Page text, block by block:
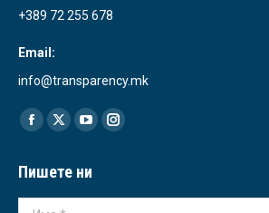
+389 72 255 678
Email:
info@transparency.mk
Find us on:
Facebook
opens
in
X
opens
in
YouTube
opens
in
Instagram
in
Пишете ни
Име *